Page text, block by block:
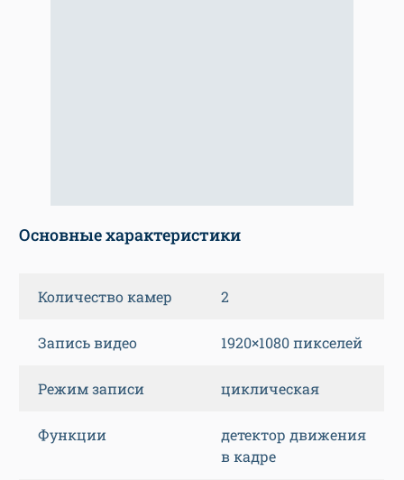
Основные характеристики
Количество камер 2
Запись видео 1920×1080 пикселей
Режим записи циклическая
Функции
детектор движения
в кадре